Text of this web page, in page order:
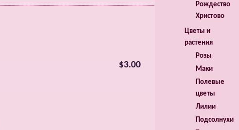
$3.00
Рождество
Христово
Цветы и
растения
Розы
Маки
Полевые
цветы
Лилии
Подсолнухи